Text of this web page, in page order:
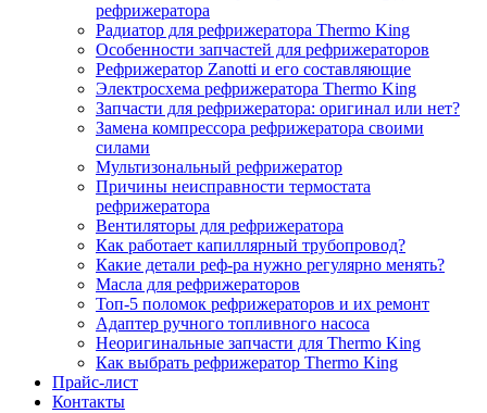
рефрижератора
Радиатор для рефрижератора Thermo King
Особенности запчастей для рефрижераторов
Рефрижератор Zanotti и его составляющие
Электросхема рефрижератора Thermo King
Запчасти для рефрижератора: оригинал или нет?
Замена компрессора рефрижератора своими
силами
Мультизональный рефрижератор
Причины неисправности термостата
рефрижератора
Вентиляторы для рефрижератора
Как работает капиллярный трубопровод?
Какие детали реф-ра нужно регулярно менять?
Масла для рефрижераторов
Топ-5 поломок рефрижераторов и их ремонт
Адаптер ручного топливного насоса
Неоригинальные запчасти для Thermo King
Как выбрать рефрижератор Thermo King
Прайс-лист
Контакты